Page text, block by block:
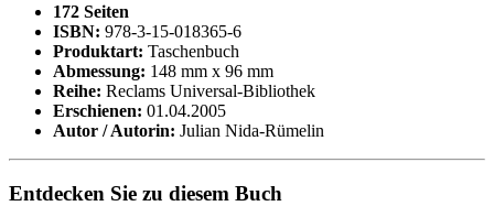
172 Seiten
ISBN: 978-3-15-018365-6
Produktart: Taschenbuch
Abmessung: 148 mm x 96 mm
Reihe: Reclams Universal-Bibliothek
Erschienen: 01.04.2005
Autor / Autorin: Julian Nida-Rümelin
Entdecken Sie zu diesem Buch